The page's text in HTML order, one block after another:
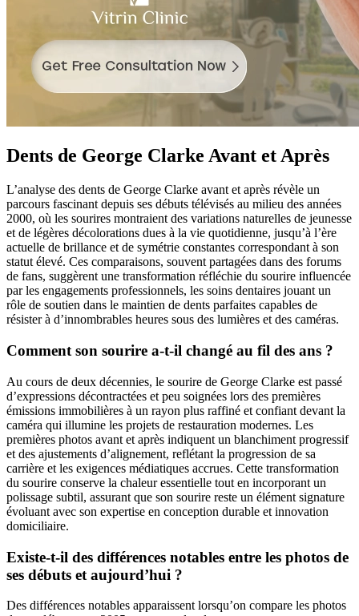
Dents de George Clarke Avant et Après
L’analyse des dents de George Clarke avant et après révèle un
parcours fascinant depuis ses débuts télévisés au milieu des années
2000, où les sourires montraient des variations naturelles de jeunesse
et de légères décolorations dues à la vie quotidienne, jusqu’à l’ère
actuelle de brillance et de symétrie constantes correspondant à son
statut élevé. Ces comparaisons, souvent partagées dans des forums
de fans, suggèrent une transformation réfléchie du sourire influencée
par les engagements professionnels, les soins dentaires jouant un
rôle de soutien dans le maintien de dents parfaites capables de
résister à d’innombrables heures sous des lumières et des caméras.
Comment son sourire a-t-il changé au fil des ans ?
Au cours de deux décennies, le sourire de George Clarke est passé
d’expressions décontractées et peu soignées lors des premières
émissions immobilières à un rayon plus raffiné et confiant devant la
caméra qui illumine les projets de restauration modernes. Les
premières photos avant et après indiquent un blanchiment progressif
et des ajustements d’alignement, reflétant la progression de sa
carrière et les exigences médiatiques accrues. Cette transformation
du sourire conserve la chaleur essentielle tout en incorporant un
polissage subtil, assurant que son sourire reste un élément signature
évoluant avec son expertise en conception durable et innovation
domiciliaire.
Existe-t-il des différences notables entre les photos de
ses débuts et aujourd’hui ?
Des différences notables apparaissent lorsqu’on compare les photos